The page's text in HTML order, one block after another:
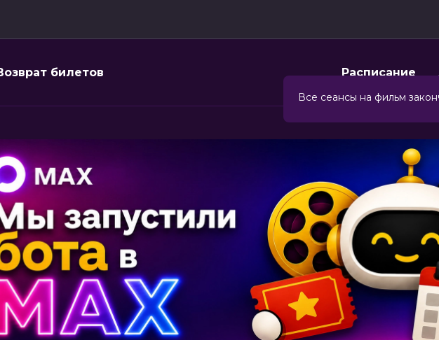
билетов Расписание
Все сеансы на фильм